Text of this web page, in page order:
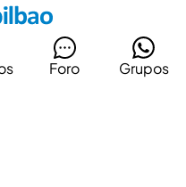
Foro Grupos